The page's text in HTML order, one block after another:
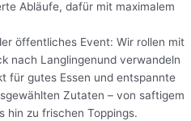
Abläufe, dafür mit maximalem
öffentliches Event: Wir rollen mit
nach Langlingenund verwandeln
für gutes Essen und entspannte
Zutaten – von saftigem
hin zu frischen Toppings.